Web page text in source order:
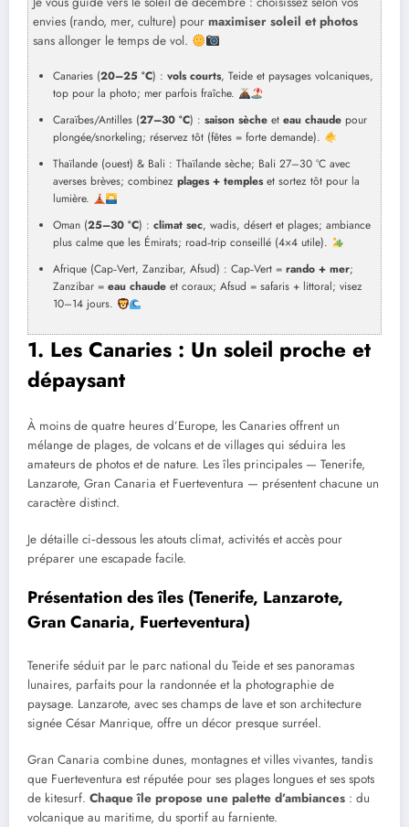
envies (rando, mer, culture) pour maximiser soleil et photos
sans allonger le temps de vol.
Canaries (20–25 °C) : vols courts, Teide et paysages volcaniques,
top pour la photo; mer parfois fraîche.
Caraïbes/Antilles (27–30 °C) : saison sèche et eau chaude pour
plongée/snorkeling; réservez tôt (fêtes = forte demande).
Thaïlande (ouest) & Bali : Thaïlande sèche; Bali 27–30 °C avec
averses brèves; combinez plages + templeset sortez tôt pour la
lumière.
Oman (25–30 °C) : climat sec, wadis, désert et plages; ambiance
plus calme que les Émirats; road‑trip conseillé (4×4 utile).
Afrique (Cap‑Vert, Zanzibar, Afsud) : Cap‑Vert = rando + mer;
Zanzibar = eau chaude et coraux; Afsud = safaris + littoral; visez
10–14 jours.
1. Les Canaries : Un soleil proche et
dépaysant
À moins de quatre heures d’Europe, les Canaries offrent un
mélange de plages, de volcans et de villages qui séduira les
amateurs de photos et de nature. Les îles principales — Tenerife,
Lanzarote, Gran Canaria et Fuerteventura — présentent chacune un
caractère distinct.
Je détaille ci‑dessous les atouts climat, activités et accès pour
préparer une escapade facile.
Présentation des îles (Tenerife, Lanzarote,
Gran Canaria, Fuerteventura)
Tenerife séduit par le parc national du Teide et ses panoramas
lunaires, parfaits pour la randonnée et la photographie de
paysage. Lanzarote, avec ses champs de lave et son architecture
signée César Manrique, offre un décor presque surréel.
Gran Canaria combine dunes, montagnes et villes vivantes, tandis
que Fuerteventura est réputée pour ses plages longues et ses spots
de kitesurf. Chaque île propose une palette d’ambiances : du
volcanique au maritime, du sportif au farniente.